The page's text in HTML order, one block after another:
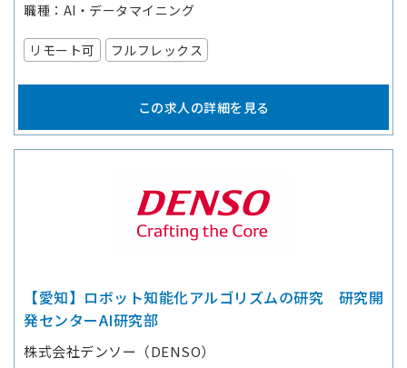
職種
AI・データマイニング
リモート可 フルフレックス
この求人の詳細を見る
【愛知】ロボット知能化アルゴリズムの研究 研究開
発センターAI研究部
株式会社デンソー（DENSO）